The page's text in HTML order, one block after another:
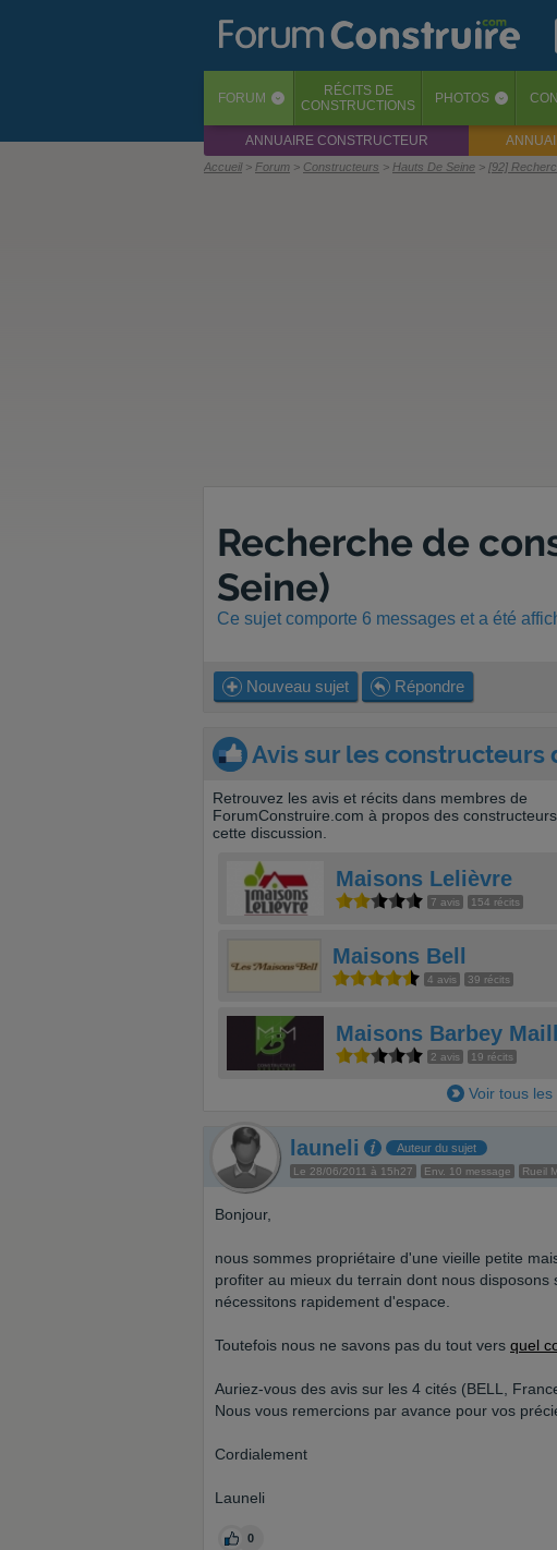
FORUM ‹ RÉCITS DE
CONSTRUCTIONS
PHOTOS ‹
ANNUAIRE CONSTRUCTEUR
Accueil Forum Constructeurs Hauts De Seine [92]
Recherche de
Seine)
Ce sujet comporte 6 messages et a été
Nouveau sujet Répondre
Avis sur les constructeurs
Retrouvez les avis et récits dans membres de
ForumConstruire.com à propos des
cette discussion.
Maisons Lelièvre
7 avis 154 récits
Maisons Bell
4 avis 39 récits
Maisons Barbey
2 avis 19 récits
Voir tous
launeli Auteur du sujet
Le 28/06/2011 à 15h27 Env. 10 message Rueil
Bonjour,
nous sommes propriétaire d'une vieille petite
profiter au mieux du terrain dont nous
nécessitons rapidement d'espace.
Toutefois nous ne savons pas du tout vers quel
Auriez-vous des avis sur les 4 cités (BELL,
Nous vous remercions par avance pour vos
Cordialement
Launeli
0